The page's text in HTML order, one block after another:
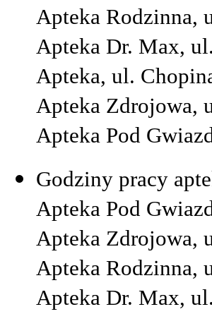
Apteka Rodzinna,
Apteka Dr. Max,
Apteka, ul.
Apteka Zdrojowa,
Apteka Pod
Godziny pracy
Apteka Pod
Apteka Zdrojowa,
Apteka Rodzinna,
Apteka Dr. Max,